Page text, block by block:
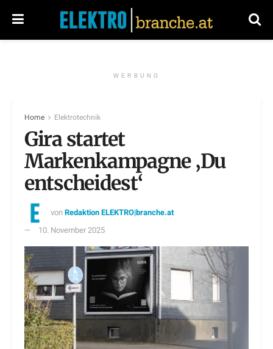
WERBUNG
Home Elektrotechnik
Gira startet
Markenkampagne ‚Du
entscheidest‘
vonRedaktion ELEKTRO|branche.at
10. November 2025